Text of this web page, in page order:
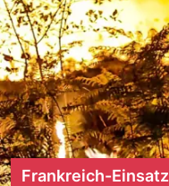
Frankreich-Einsatz